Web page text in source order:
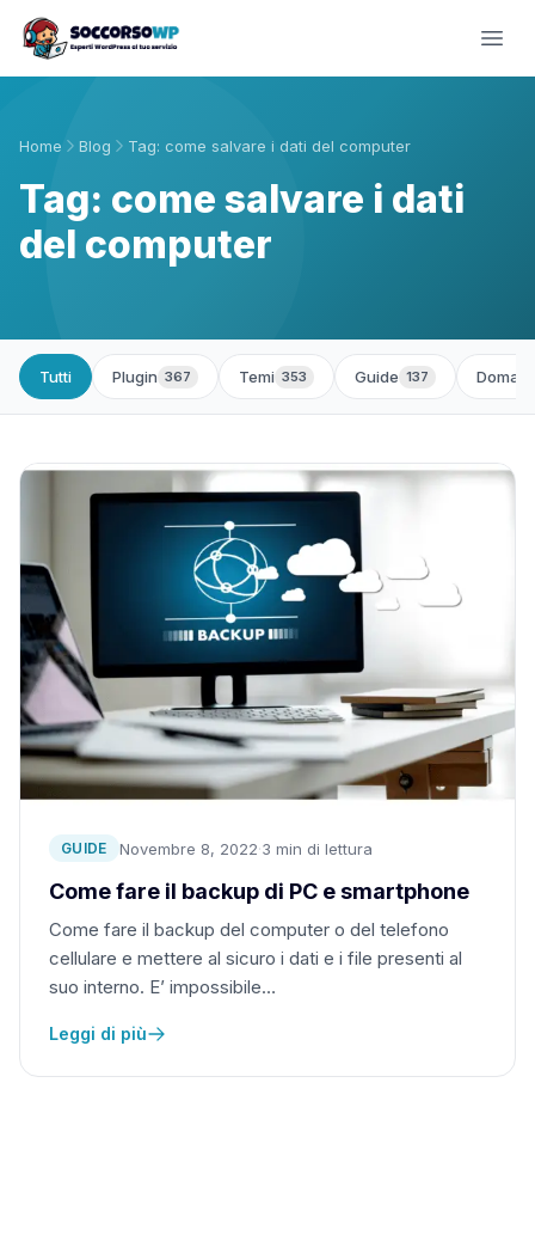
Home Blog Tag: come salvare i dati del computer
Tag: come salvare i dati
del computer
Tutti Plugin 367 Temi 353 Guide 137
GUIDE Novembre 8, 2022·3 min di lettura
Come fare il backup di PC e smartphone
Come fare il backup del computer o del telefono
cellulare e mettere al sicuro i dati e i file presenti al
suo interno. E’ impossibile…
Leggi di più